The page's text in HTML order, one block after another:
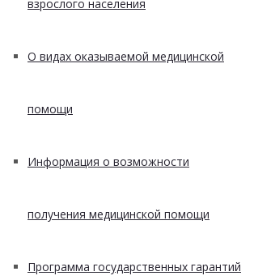
взрослого населения
О видах оказываемой медицинской
помощи
Информация о возможности
получения медицинской помощи
Программа государственных гарантий